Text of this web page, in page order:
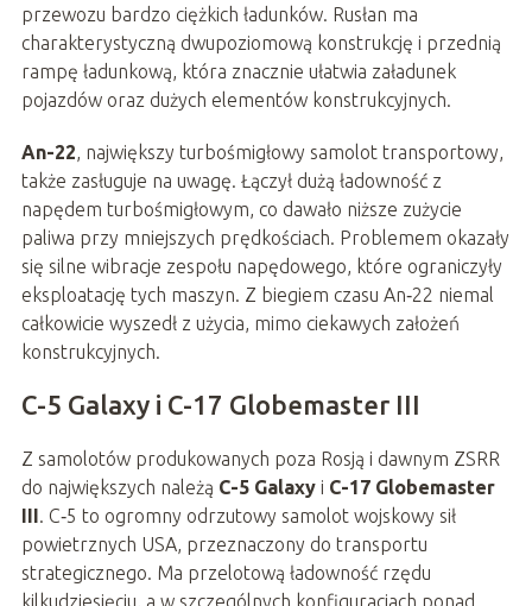
przewozu bardzo ciężkich ładunków. Rusłan ma
charakterystyczną dwupoziomową konstrukcję i przednią
rampę ładunkową, która znacznie ułatwia załadunek
pojazdów oraz dużych elementów konstrukcyjnych.
An-22, największy turbośmigłowy samolot transportowy,
także zasługuje na uwagę. Łączył dużą ładowność z
napędem turbośmigłowym, co dawało niższe zużycie
paliwa przy mniejszych prędkościach. Problemem okazały
się silne wibracje zespołu napędowego, które ograniczyły
eksploatację tych maszyn. Z biegiem czasu An‑22 niemal
całkowicie wyszedł z użycia, mimo ciekawych założeń
konstrukcyjnych.
C-5 Galaxy i C-17 Globemaster III
Z samolotów produkowanych poza Rosją i dawnym ZSRR
do największych należą C-5 Galaxyi C-17 Globemaster
III. C‑5 to ogromny odrzutowy samolot wojskowy sił
powietrznych USA, przeznaczony do transportu
strategicznego. Ma przelotową ładowność rzędu
kilkudziesięciu, a w szczególnych konfiguracjach ponad